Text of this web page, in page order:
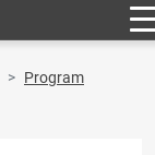
Program